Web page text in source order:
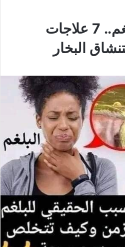
للتخلص من البلغم.. 7 علاجات
البخار